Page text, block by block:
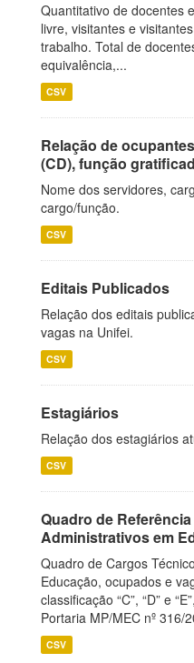
Quantitativo de docentes
livre, visitantes e
trabalho. Total de
equivalência,...
CSV
Relação de
(CD), função
Nome dos servidores,
cargo/função.
CSV
Editais Publicados
Relação dos editais
vagas na Unifei.
CSV
Estagiários
Relação dos estagiários
CSV
Quadro de
Administrativos em
Quadro de Cargos
Educação, ocupados e
classificação “C”, “D” e
Portaria MP/MEC nº 316/
CSV